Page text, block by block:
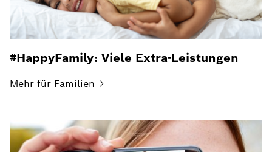
#HappyFamily: Viele Extra-Leistungen
Mehr für Familien